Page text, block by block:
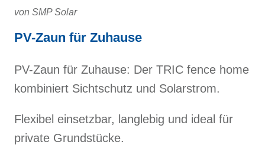
von SMP Solar
PV-Zaun für Zuhause
PV-Zaun für Zuhause: Der TRIC fence home
kombiniert Sichtschutz und Solarstrom.
Flexibel einsetzbar, langlebig und ideal für
private Grundstücke.